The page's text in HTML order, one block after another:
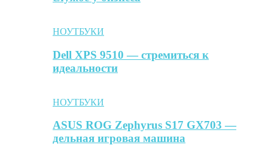
НОУТБУКИ
Dell XPS 9510 — стремиться к
идеальности
НОУТБУКИ
ASUS ROG Zephyrus S17 GX703 —
дельная игровая машина